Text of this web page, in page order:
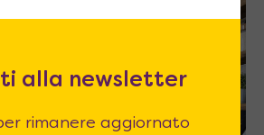
alla newsletter
rimanere aggiornato